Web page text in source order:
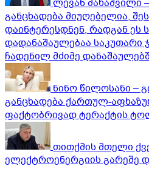
ლევან მახაშვილი
განცხადება მიუღებელია,
დაინტერესდნენ, რადგან ეს
დადანაშაულებაა საკუთარი
ჩადენილ მძიმე
ნინო წილოსანი –
განცხადება ქართულ-
ფაქტობრივად ტერაქტის
თითქმის მთელი
ელექტროენერგიის გარეშე